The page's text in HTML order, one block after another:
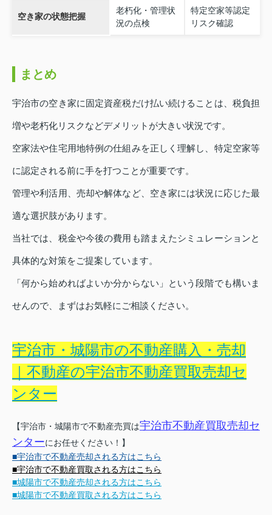
空き家の状態把握
老朽化・管理状
況の点検
特定空家等認定
リスク確認
まとめ
宇治市の空き家に固定資産税だけ払い続けることは、税負担
増や老朽化リスクなどデメリットが大きい状況です。
空家法や住宅用地特例の仕組みを正しく理解し、特定空家等
に認定される前に手を打つことが重要です。
管理や利活用、売却や解体など、空き家には状況に応じた最
適な選択肢があります。
当社では、税金や今後の費用も踏まえたシミュレーションと
具体的な対策をご提案しています。
「何から始めればよいか分からない」という段階でも構いま
せんので、まずはお気軽にご相談ください。
宇治市・城陽市の不動産購入・売却
｜不動産の宇治市不動産買取売却セ
ンター
【宇治市・城陽市で不動産売買は宇治市不動産買取売却セ
ンターにお任せください！】
■宇治市で不動産売却される方はこちら
■宇治市で不動産買取される方はこちら
■城陽市で不動産売却される方はこちら
■城陽市で不動産買取される方はこちら